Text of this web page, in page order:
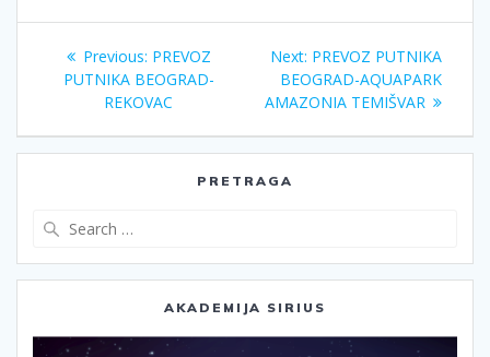
Кретање
чланка
Previous: Previous
post:
PREVOZ
PUTNIKA BEOGRAD-
REKOVAC
Next: Next
post:
PREVOZ PUTNIKA
BEOGRAD-AQUAPARK
AMAZONIA TEMIŠVAR
PRETRAGA
AKADEMIJA SIRIUS